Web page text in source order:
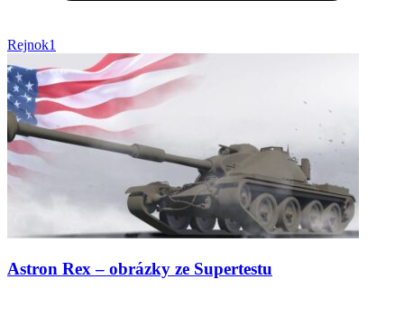
Rejnok1
Astron Rex – obrázky ze Supertestu